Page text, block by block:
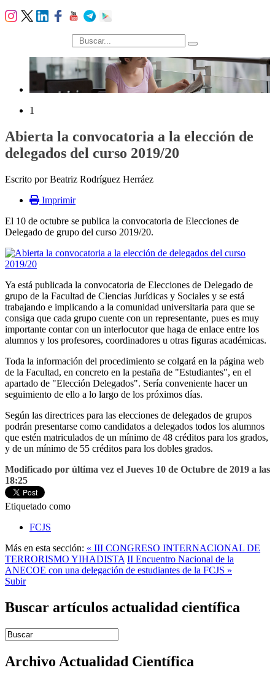
búsqueda
1
Abierta la convocatoria a la elección de
delegados del curso 2019/20
Escrito por Beatriz Rodríguez Herráez
Imprimir
El 10 de octubre se publica la convocatoria de Elecciones de
Delegado de grupo del curso 2019/20.
Ya está publicada la convocatoria de Elecciones de Delegado de
grupo de la Facultad de Ciencias Jurídicas y Sociales y se está
trabajando e implicando a la comunidad universitaria para que se
consiga que cada grupo cuente con un representante, pues es muy
importante contar con un interlocutor que haga de enlace entre los
alumnos y los profesores, coordinadores u otras figuras académicas.
Toda la información del procedimiento se colgará en la página web
de la Facultad, en concreto en la pestaña de "Estudiantes", en el
apartado de "Elección Delegados". Sería conveniente hacer un
seguimiento de ello a lo largo de los próximos días.
Según las directrices para las elecciones de delegados de grupos
podrán presentarse como candidatos a delegados todos los alumnos
que estén matriculados de un mínimo de 48 créditos para los grados,
y de un mínimo de 55 créditos para los dobles grados.
Modificado por última vez el Jueves 10 de Octubre de 2019 a las
18:25
Etiquetado como
FCJS
Más en esta sección: « III CONGRESO INTERNACIONAL DE
TERRORISMO YIHADISTA II Encuentro Nacional de la
ANECOE con una delegación de estudiantes de la FCJS »
Subir
Buscar artículos actualidad científica
Introduce términos de búsqueda
Archivo Actualidad Científica